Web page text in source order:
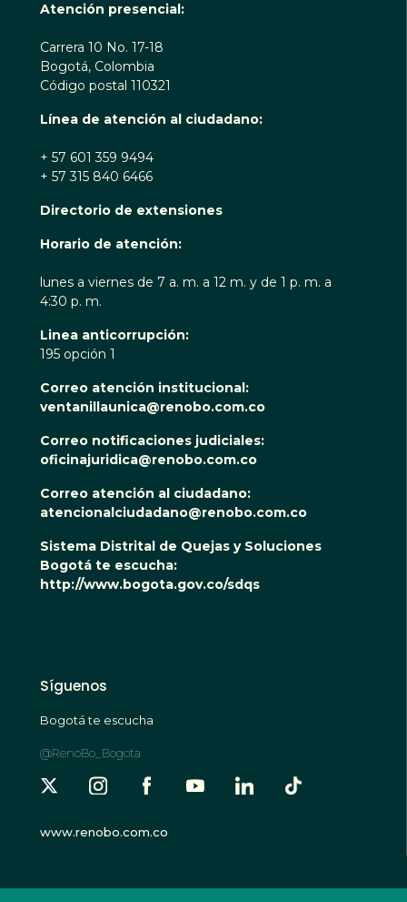
Atención presencial:
Carrera 10 No. 17-18
Bogotá, Colombia
Código postal 110321
Línea de atención al ciudadano:
+ 57 601 359 9494
+ 57 315 840 6466
Directorio de extensiones
Horario de atención:
lunes a viernes de 7 a. m. a 12 m. y de 1 p. m. a
4:30 p. m.
Linea anticorrupción:
195 opción 1
Correo atención institucional:
ventanillaunica@renobo.com.co
Correo notificaciones judiciales:
oficinajuridica@renobo.com.co
Correo atención al ciudadano:
atencionalciudadano@renobo.com.co
Sistema Distrital de Quejas y Soluciones
Bogotá te escucha:
http://www.bogota.gov.co/sdqs
Síguenos
Bogotá te escucha
@RenoBo_Bogota
www.renobo.com.co